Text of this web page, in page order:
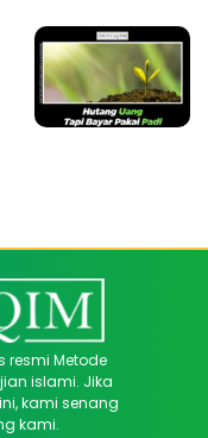
resmi Metode
islami. Jika
kami senang
kami.